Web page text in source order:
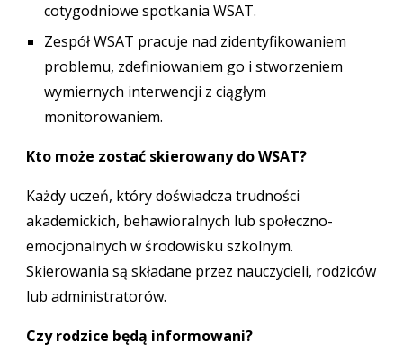
cotygodniowe spotkania WSAT.
Zespół WSAT pracuje nad zidentyfikowaniem
problemu, zdefiniowaniem go i stworzeniem
wymiernych interwencji z ciągłym
monitorowaniem.
Kto może zostać skierowany do WSAT?
Każdy uczeń, który doświadcza trudności
akademickich, behawioralnych lub społeczno-
emocjonalnych w środowisku szkolnym.
Skierowania są składane przez nauczycieli, rodziców
lub administratorów.
Czy rodzice będą informowani?